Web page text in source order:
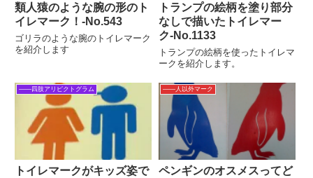
類人猿のような腕の形のト
イレマーク！‐No.543
ゴリラのような腕のトイレマーク
を紹介します
トランプの絵柄を塗り部分
なしで描いたトイレマー
ク-No.1133
トランプの絵柄を使ったトイレマ
ークを紹介します。
――四肢アリピクトグラム
トイレマークがキッズ姿で
――人以外マーク
ペンギンのオスメスってど